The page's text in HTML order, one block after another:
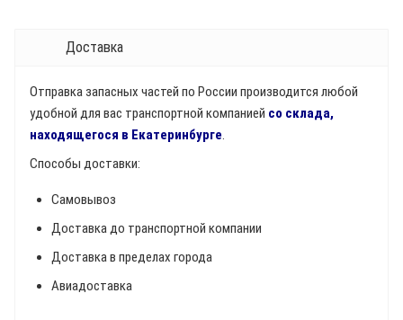
Доставка
Отправка запасных частей по России производится любой
удобной для вас транспортной компанией со склада,
находящегося в Екатеринбурге.
Способы доставки:
Самовывоз
Доставка до транспортной компании
Доставка в пределах города
Авиадоставка